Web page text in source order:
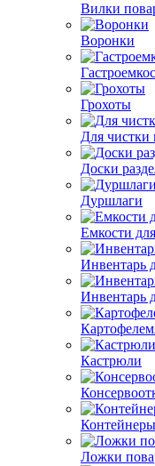
Вилки
Воронки
Грохоты
Для чистки
Доски
Дуршлаги
Емкости
Инвентарь
Инвентарь
Кастрюли
Ложки